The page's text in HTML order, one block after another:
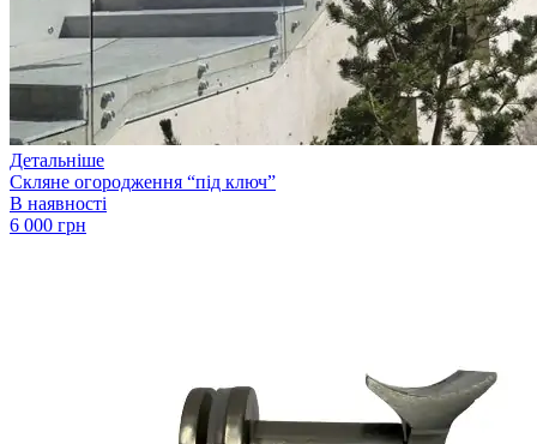
Детальніше
Скляне огородження “під ключ”
В наявності
6 000 грн